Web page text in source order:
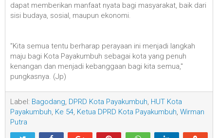
dapat memberikan manfaat nyata bagi masyarakat, baik dari
sisi budaya, sosial, maupun ekonomi.
"Kita semua tentu berharap perayaan ini menjadi langkah
maju bagi Kota Payakumbuh sebagai kota yang penuh
kenangan dan menjadi kebanggaan bagi kita semua,"
pungkasnya. (Jp)
Label: Bagodang, DPRD Kota Payakumbuh, HUT Kota
Payakumbuh, Ke 54, Ketua DPRD Kota Payakumbuh, Wirman
Putra